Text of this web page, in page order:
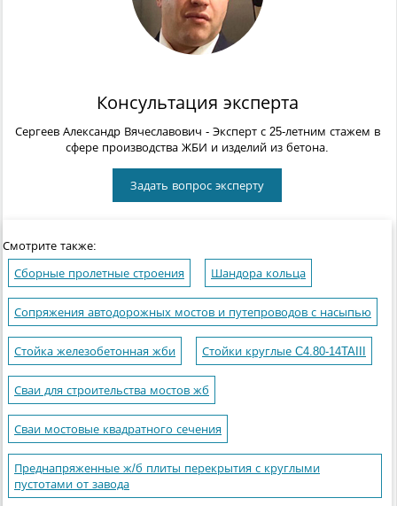
Консультация эксперта
Сергеев Александр Вячеславович - Эксперт с 25-летним стажем в
сфере производства ЖБИ и изделий из бетона.
Задать вопрос эксперту
Смотрите также:
Сборные пролетные строения Шандора кольца
Сопряжения автодорожных мостов и путепроводов с насыпью
Стойка железобетонная жби Стойки круглые C4.80-14TAIII
Сваи для строительства мостов жб
Сваи мостовые квадратного сечения
Преднапряженные ж/б плиты перекрытия с круглыми
пустотами от завода